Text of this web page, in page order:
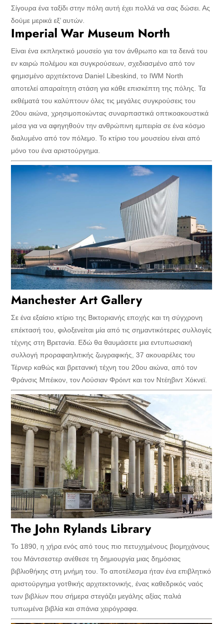
Σίγουρα ένα ταξίδι στην πόλη αυτή έχει πολλά να σας δώσει. Ας
δούμε μερικά εξ’ αυτών.
Imperial War Museum North
Είναι ένα εκπληκτικό μουσείο για τον άνθρωπο και τα δεινά του
εν καιρώ πολέμου και συγκρούσεων, σχεδιασμένο από τον
φημισμένο αρχιτέκτονα Daniel Libeskind, το IWM North
αποτελεί απαραίτητη στάση για κάθε επισκέπτη της πόλης. Τα
εκθέματά του καλύπτουν όλες τις μεγάλες συγκρούσεις του
20ου αιώνα, χρησιμοποιώντας συναρπαστικά οπτικοακουστικά
μέσα για να αφηγηθούν την ανθρώπινη εμπειρία σε ένα κόσμο
διαλυμένο από τον πόλεμο. Το κτίριο του μουσείου είναι από
μόνο του ένα αριστούργημα.
Manchester Art Gallery
Σε ένα εξαίσιο κτίριο της Βικτοριανής εποχής και τη σύγχρονη
επέκτασή του, φιλοξενείται μία από τις σημαντικότερες συλλογές
τέχνης στη Βρετανία. Εδώ θα θαυμάσετε μια εντυπωσιακή
συλλογή προραφαηλιτικής ζωγραφικής, 37 ακουαρέλες του
Τέρνερ καθώς και βρετανική τέχνη του 20ου αιώνα, από τον
Φράνσις Μπέικον, τον Λούσιαν Φρόιντ και τον Ντέηβιντ Χόκνεϊ.
The John Rylands Library
To 1890, η χήρα ενός από τους πιο πετυχημένους βιομηχάνους
του Μάντσεστερ ανέθεσε τη δημιουργία μιας δημόσιας
βιβλιοθήκης στη μνήμη του. Το αποτέλεσμα ήταν ένα επιβλητικό
αριστούργημα γοτθικής αρχιτεκτονικής, ένας καθεδρικός ναός
των βιβλίων που σήμερα στεγάζει μεγάλης αξίας παλιά
τυπωμένα βιβλία και σπάνια χειρόγραφα.